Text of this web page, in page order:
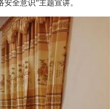
全意识”主题宣讲。